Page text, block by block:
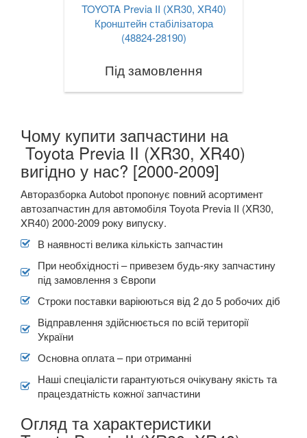
TOYOTA Previa II (XR30, XR40)
Кронштейн стабілізатора
(48824-28190)
Під замовлення
Чому купити запчастини на
Toyota Previa II (XR30, XR40)
вигідно у нас? [2000-2009]
Авторазборка Autobot пропонує повний асортимент
автозапчастин для автомобіля Toyota Previa II (XR30,
XR40) 2000-2009 року випуску.
В наявності велика кількість запчастин
При необхідності – привезем будь-яку запчастину
під замовлення з Європи
Строки поставки варіюються від 2 до 5 робочих діб
Відправлення здійснюється по всій території
України
Основна оплата – при отриманні
Наші спеціалісти гарантуються очікувану якість та
працездатність кожної запчастини
Огляд та характеристики